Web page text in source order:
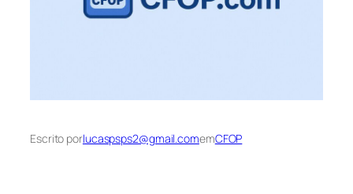
Escrito porlucaspsps2@gmail.comemCFOP